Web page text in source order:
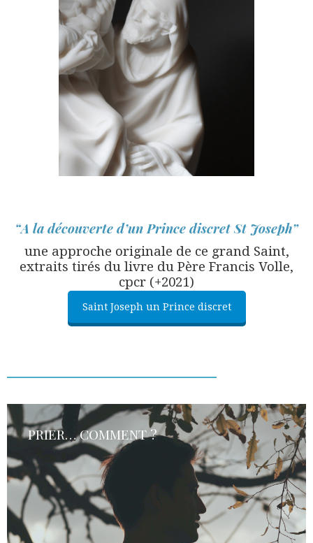
“A la découverte d’un Prince discretSt Joseph”
une approche originale de ce grand Saint,
extraits tirés du livre du Père Francis Volle,
cpcr (+2021)
Saint Joseph un Prince discret
PRIER… COMMENT ?